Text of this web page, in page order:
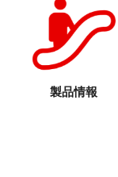
製品情報